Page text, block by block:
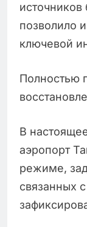
источников
позволило
ключевой
Полностью
В
аэропорт
режиме,
связанных